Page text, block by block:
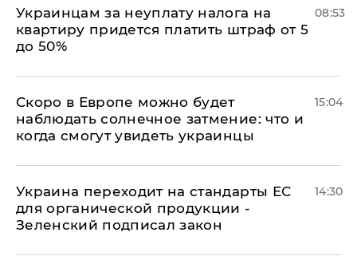
Украинцам за неуплату налога на
квартиру придется платить штраф от 5
до 50%
08:53
Скоро в Европе можно будет
наблюдать солнечное затмение: что и
когда смогут увидеть украинцы
15:04
Украина переходит на стандарты ЕС
для органической продукции -
Зеленский подписал закон
14:30